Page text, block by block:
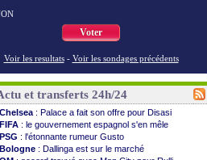
Voter
Voir les resultats - Voir les sondages précédents
et transferts 24h/24
Chelsea : Palace a fait son offre pour Disasi
FIFA : le gouvernement espagnol s'en mêle
PSG : l'étonnante rumeur Gusto
Bologne : Dallinga est sur le marché